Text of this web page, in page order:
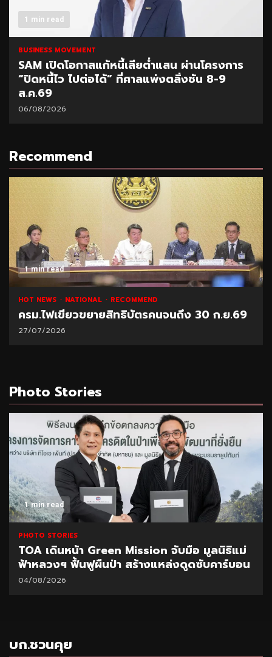
1 min read
BUSINESS MOVEMENT
SAM เปิดโอกาสแก้หนี้เสียต่ำแสน ผ่านโครงการ
“ปิดหนี้ไว ไปต่อได้” ที่ศาลแพ่งตลิ่งชัน 8-9
ส.ค.69
06/08/2026
Recommend
1 min read
HOT NEWS NATIONAL RECOMMEND
ครม.ไฟเขียวขยายสิทธิบัตรคนจนถึง 30 ก.ย.69
27/07/2026
Photo Stories
1 min read
PHOTO STORIES
TOA เดินหน้า Green Mission จับมือ มูลนิธิแม่
ฟ้าหลวงฯ ฟื้นฟูผืนป่า สร้างแหล่งดูดซับคาร์บอน
04/08/2026
บก.ชวนคุย